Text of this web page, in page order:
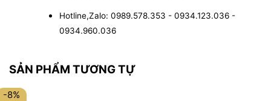
Hotline,Zalo: 0989.578.353 - 0934.123.036 -
0934.960.036
SẢN PHẨM TƯƠNG TỰ
-8%